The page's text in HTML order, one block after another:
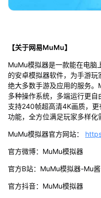
【关于网易MuMu】
MuMu模拟器是一款能在电脑
的安卓模拟器软件，为手游
绝大多数手游及应用的服务
多种操作系统，多端运行更自
支持240帧超高清4K画质，
功能，全方位满足玩家多样化
MuMu模拟器官方网站：
官方微博：MuMu模拟器
官方B站：MuMu模拟器-Mu酱
官方抖音：MuMu模拟器